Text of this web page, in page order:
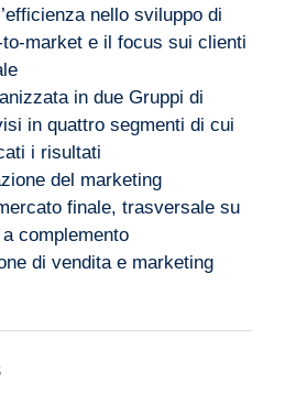
nello sviluppo di
market e il focus sui clienti
in due Gruppi di
in quattro segmenti di cui
i risultati
del marketing
finale, trasversale su
complemento
di vendita e marketing